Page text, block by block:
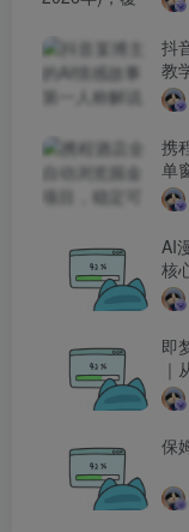
抖
教
携
单
秘
AI
核
即
｜
程
保